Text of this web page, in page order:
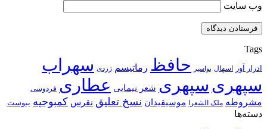
وب‌ سایت
Tags
ادرار آور اسهال بواسیر حافظ رماتیسم زردی سهراب
سپهری سپهری شعر نیمایی عطاری فردوسی
مشروطه ملک الشعرا موسیقیدان نسخ تعلیق نقرس کمبوجیه یبوست
دسته‌ها